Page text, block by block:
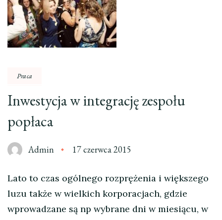
Praca
Inwestycja w integrację zespołu
popłaca
Admin 17 czerwca 2015
Lato to czas ogólnego rozprężenia i większego
luzu także w wielkich korporacjach, gdzie
wprowadzane są np wybrane dni w miesiącu, w